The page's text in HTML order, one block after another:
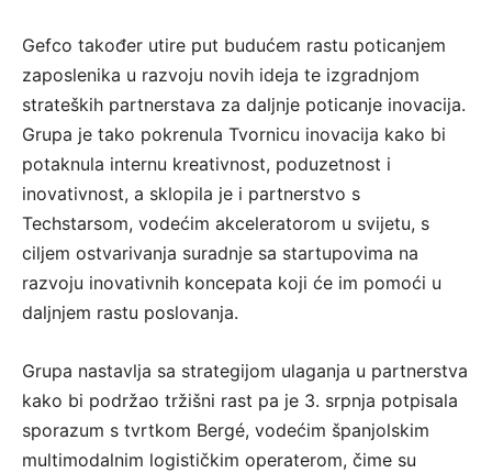
Gefco također utire put budućem rastu poticanjem
zaposlenika u razvoju novih ideja te izgradnjom
strateških partnerstava za daljnje poticanje inovacija.
Grupa je tako pokrenula Tvornicu inovacija kako bi
potaknula internu kreativnost, poduzetnost i
inovativnost, a sklopila je i partnerstvo s
Techstarsom, vodećim akceleratorom u svijetu, s
ciljem ostvarivanja suradnje sa startupovima na
razvoju inovativnih koncepata koji će im pomoći u
daljnjem rastu poslovanja.
Grupa nastavlja sa strategijom ulaganja u partnerstva
kako bi podržao tržišni rast pa je 3. srpnja potpisala
sporazum s tvrtkom Bergé, vodećim španjolskim
multimodalnim logističkim operaterom, čime su